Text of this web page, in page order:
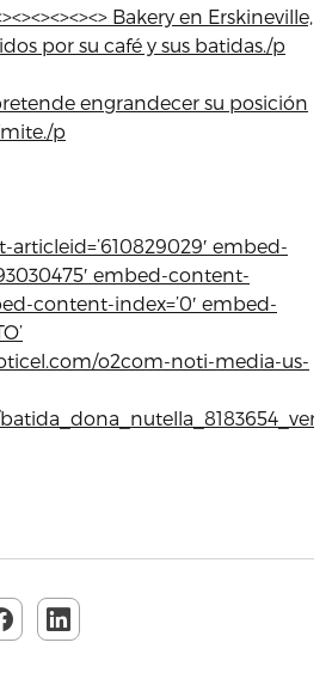
Bakery en Erskineville,
por su café y sus batidas./p
engrandecer su posición
p
embed-
embed-content-
content-index=’0′ embed-
o2com-noti-media-us-